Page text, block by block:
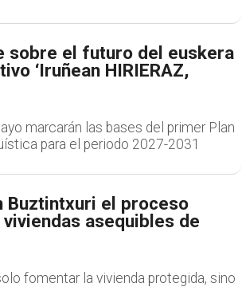
sobre el futuro del euskera
‘Iruñean HIRIERAZ,
marcarán las bases del primer Plan
para el periodo 2027-2031
Buztintxuri el proceso
asequibles de
fomentar la vivienda protegida, sino